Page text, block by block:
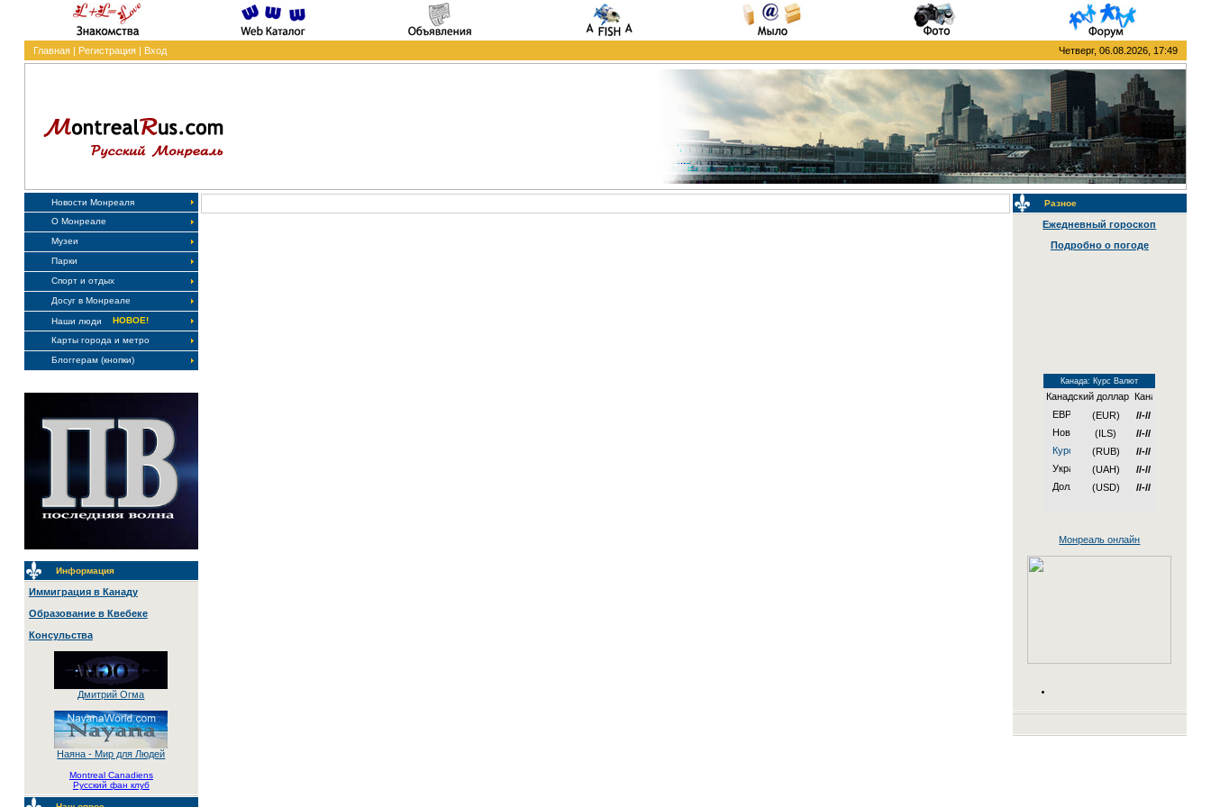
Главная| Регистрация| Вход Четверг, 06.08.2026, 17:49
Новости Монреаля
О Монреале
Музеи
Парки
Спорт и отдых
Досуг в Монреале
Наши люди
НОВОЕ!
Карты города и метро
Блоггерам (кнопки)
Информация
Иммиграция в Канаду
Образование в Квебеке
Консульства
Дмитрий Огма
Наяна - Мир для Людей
Montreal Canadiens
Русский фан клуб
Разное
Ежедневный гороскоп
Подробно о погоде
Канада: Курс Валют
Канадский доллар
(EUR)
//-//
(ILS)
//-//
(RUB)
//-//
(UAH)
//-//
(USD)
//-//
Монреаль онлайн